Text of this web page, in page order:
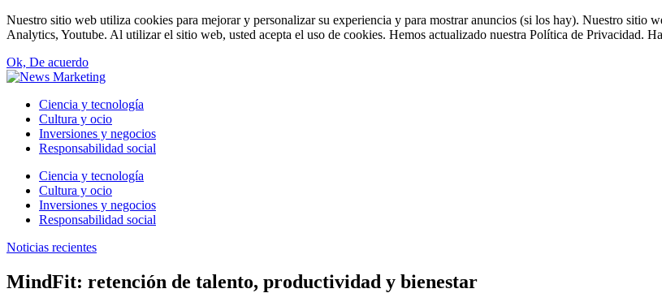
Nuestro sitio web utiliza cookies para mejorar y personalizar su experiencia y para mostrar anuncios (si los hay). Nuestro sitio
Analytics, Youtube. Al utilizar el sitio web, usted acepta el uso de cookies. Hemos actualizado nuestra Política de Privacidad.
Ok, De acuerdo
Ciencia y tecnología
Cultura y ocio
Inversiones y negocios
Responsabilidad social
Ciencia y tecnología
Cultura y ocio
Inversiones y negocios
Responsabilidad social
Noticias recientes
MindFit: retención de talento, productividad y bienestar